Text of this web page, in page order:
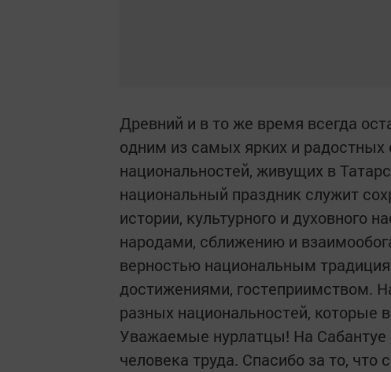
Древний и в то же время всегда
одним из самых ярких и
национальностей, живущих в
национальный праздник служит
истории, культурного и духовного
народами, сближению и
верностью национальным
достижениями, гостеприимством.
разных национальностей, которые
Уважаемые нурлатцы! На Сабантуе
человека труда. Спасибо за то, что